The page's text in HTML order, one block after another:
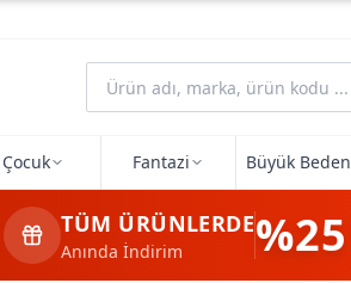
Çocuk Fantazi Büyük Beden
TÜM ÜRÜNLERDE
Anında İndirim %25